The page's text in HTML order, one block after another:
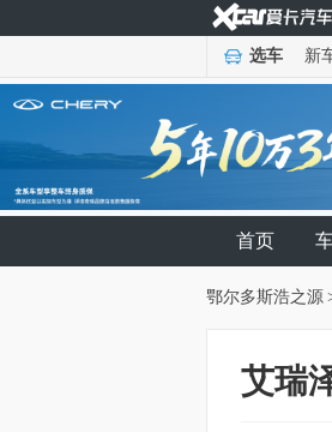
选车 新
首页
鄂尔多斯浩之源
艾瑞